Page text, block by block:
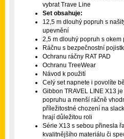
vybrat Trave Line
Set obsahuje:
12,5 m dlouhý popruh s
upevnění
2,5 m dlouhý popruh s okem
Ráčnu s bezpečnostní
Ochranu ráčny RAT PAD
Ochranu TreeWear
Návod k použití
Celý set napnete i povolíte
Gibbon TRAVEL LINE X13
popruhu a menší ráčně
příležitostné chození na
hrají důležitou roli
Série X13 s sebou přinesla
kvalitnějšího materiálu či